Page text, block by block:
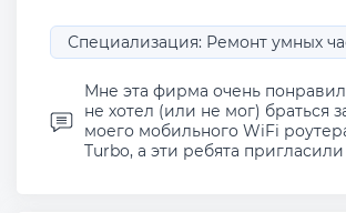
Специализация: Ремонт умных
Мне эта фирма очень
не хотел (или не мог) браться
моего мобильного WiFi
Turbo, а эти ребята пригласили